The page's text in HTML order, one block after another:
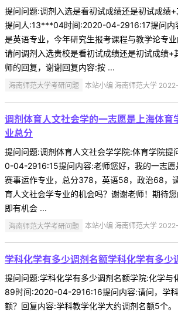
提问问题:调剂入选是看初试成绩还是初试成绩
提问人:13***04时间:2020-04-2916:17提问内
是英语专业，今年研究生报考课程与教学论专
请问调剂入选贵校是看初试成绩还是初试成绩+
师的回复，谢谢回复内容:按 ...
海南师范大学考研问题 本站小编 海南师范大学
调剂体育人文社会学的一志愿是上海体育
业总分
提问问题:调剂体育人文社会学学院:体育学院
0-04-2916:15提问内容:老师您好，我的一志愿
赛事运作专业，总分378，英语58，政治68，
育人文社会学专业的机会吗？谢谢老师！期待
即有机会 ...
海南师范大学考研问题 本站小编 海南师范大学
学科化学有多少调剂名额学科化学有多少
提问问题:学科化学有多少调剂名额学院:化学
89时间:2020-04-2916:16提问内容:请问，学
额？回复内容:学科教学化学大约调剂名额5个。